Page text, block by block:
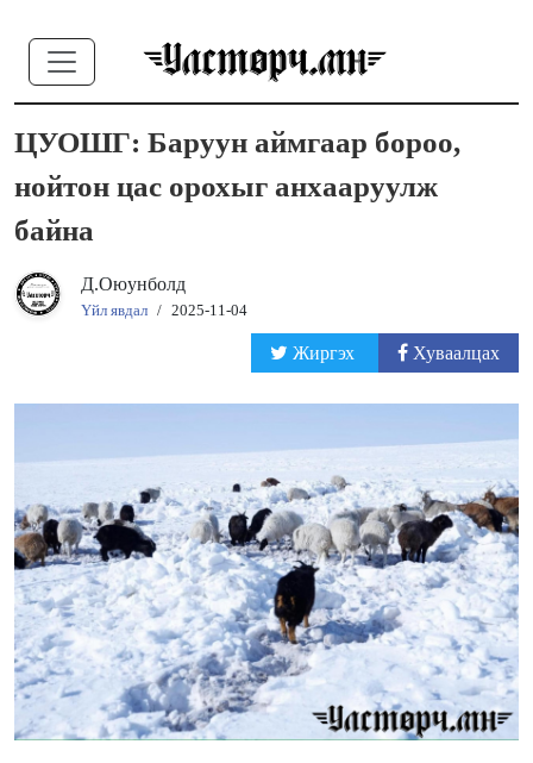
ЦУОШГ: Баруун аймгаар бороо,
нойтон цас орохыг анхааруулж
байна
Д.Оюунболд
Үйл явдал / 2025-11-04
Жиргэх Хуваалцах